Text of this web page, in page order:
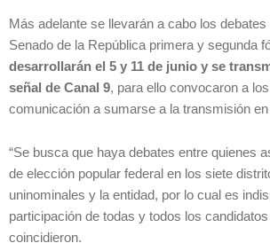
Más adelante se llevarán a cabo los debates
Senado de la República primera y segunda
desarrollarán el 5 y 11 de junio y se
señal de Canal 9, para ello convocaron a
comunicación a sumarse a la transmisión
“Se busca que haya debates entre quienes
de elección popular federal en los siete
uninominales y la entidad, por lo cual es
participación de todas y todos los candidatos
coincidieron.